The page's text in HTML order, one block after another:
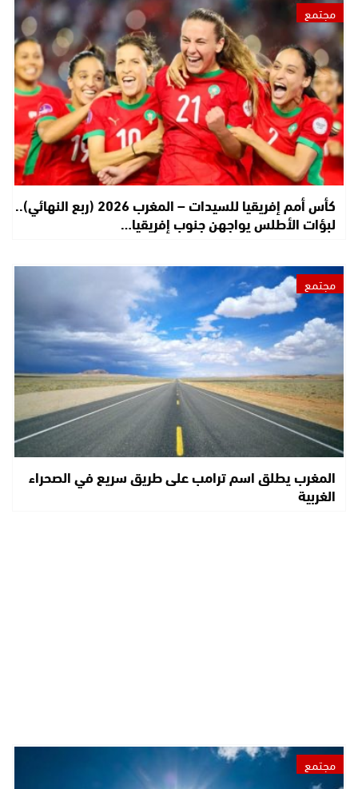
مجتمع
كأس أمم إفريقيا للسيدات – المغرب 2026 (ربع النهائي)..
لبؤات الأطلس يواجهن جنوب إفريقيا…
مجتمع
المغرب يطلق اسم ترامب على طريق سريع في الصحراء
الغربية
مجتمع